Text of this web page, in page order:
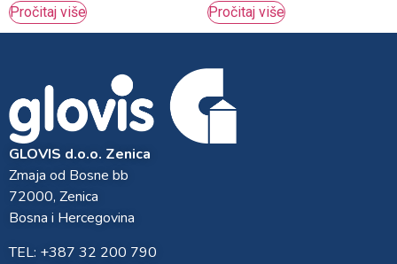
Pročitaj više Pročitaj više
GLOVIS d.o.o. Zenica
Zmaja od Bosne bb
72000, Zenica
Bosna i Hercegovina
TEL: +387 32 200 790